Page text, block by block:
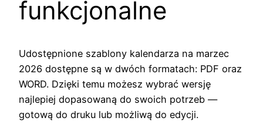
funkcjonalne
Udostępnione szablony kalendarza na marzec
2026 dostępne są w dwóch formatach: PDF oraz
WORD. Dzięki temu możesz wybrać wersję
najlepiej dopasowaną do swoich potrzeb —
gotową do druku lub możliwą do edycji.